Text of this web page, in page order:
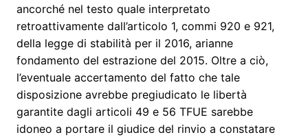
ancorché nel testo quale interpretato
retroattivamente dall’articolo 1, commi 920 e 921,
della legge di stabilità per il 2016, arianne
fondamento del estrazione del 2015. Oltre a ciò,
l’eventuale accertamento del fatto che tale
disposizione avrebbe pregiudicato le libertà
garantite dagli articoli 49 e 56 TFUE sarebbe
idoneo a portare il giudice del rinvio a constatare